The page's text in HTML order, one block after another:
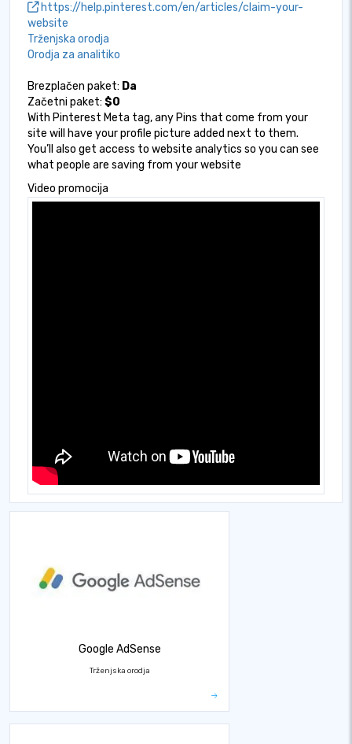
https://help.pinterest.com/en/articles/claim-your-
website
Trženjska orodja
Orodja za analitiko
Brezplačen paket: Da
Začetni paket: $0
With Pinterest Meta tag, any Pins that come from your
site will have your profile picture added next to them.
You’ll also get access to website analytics so you can see
what people are saving from your website
Video promocija
Google AdSense
Trženjska orodja